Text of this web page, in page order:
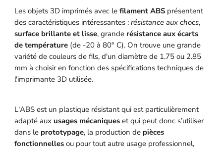
Les objets 3D imprimés avec le filament ABSprésentent
des caractéristiques intéressantes : résistance aux chocs,
surface brillante et lisse, grande résistance aux écarts
de température(de -20 à 80° C). On trouve une grande
variété de couleurs de fils, d'un diamètre de 1.75 ou 2.85
mm à choisir en fonction des spécifications techniques de
l'imprimante 3D utilisée.
L'ABS est un plastique résistant qui est particulièrement
adapté aux usages mécaniqueset qui peut donc s’utiliser
dans le prototypage, la production de pièces
fonctionnellesou pour tout autre usage professionnel,